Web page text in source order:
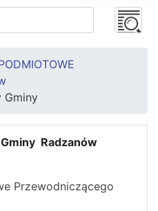
Gminy
Radzanów
Przewodniczącego